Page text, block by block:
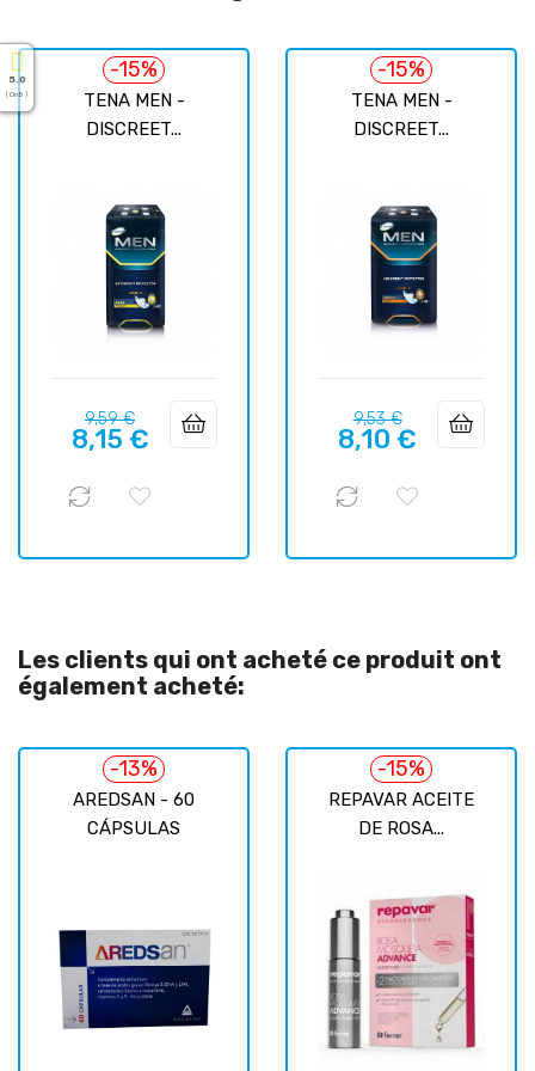
TENA MEN -
DISCREET...
-15%
Prix
habituel
9,59 €Prix
8,15 €
TENA MEN -
DISCREET...
-15%
Prix
habituel
9,53 €Prix
8,10 €
Les clients qui ont acheté ce produit ont
également acheté:
AREDSAN - 60
CÁPSULAS
-13%
REPAVAR ACEITE
DE ROSA...
-15%
5.0
( On 5 )